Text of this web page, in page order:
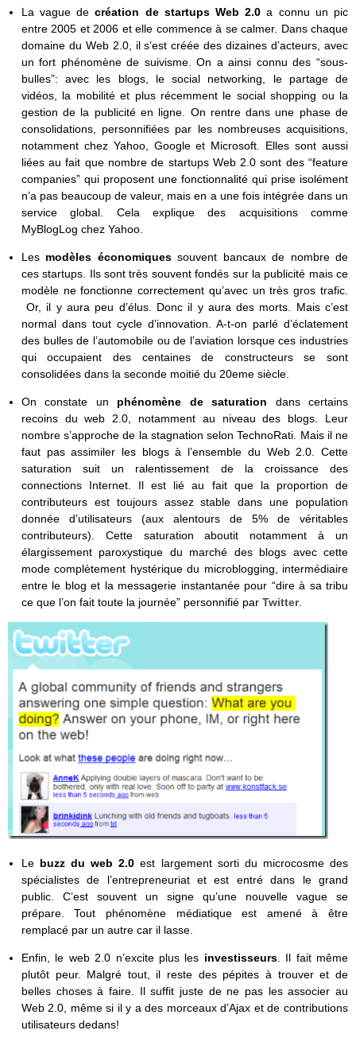
La vague decréation de startups Web 2.0a connu un pic
entre 2005 et 2006 et elle commence à se calmer. Dans chaque
domaine du Web 2.0, il s’est créée des dizaines d’acteurs, avec
un fort phénomène de suivisme. On a ainsi connu des “sous-
bulles”: avec les blogs, le social networking, le partage de
vidéos, la mobilité et plus récemment le social shopping ou la
gestion de la publicité en ligne. On rentre dans une phase de
consolidations, personnifiées par les nombreuses acquisitions,
notamment chez Yahoo, Google et Microsoft. Elles sont aussi
liées au fait que nombre de startups Web 2.0 sont des “feature
companies” qui proposent une fonctionnalité qui prise isolément
n’a pas beaucoup de valeur, mais en a une fois intégrée dans un
service global. Cela explique des acquisitions comme
MyBlogLog chez Yahoo.
Les modèles économiquessouvent bancaux de nombre de
ces startups. Ils sont très souvent fondés sur la publicité mais ce
modèle ne fonctionne correctement qu’avec un très gros trafic.
Or, il y aura peu d’élus. Donc il y aura des morts. Mais c’est
normal dans tout cycle d’innovation. A-t-on parlé d’éclatement
des bulles de l’automobile ou de l’aviation lorsque ces industries
qui occupaient des centaines de constructeurs se sont
consolidées dans la seconde moitié du 20eme siècle.
On constate un phénomène de saturation dans certains
recoins du web 2.0, notamment au niveau des blogs. Leur
nombre s’approche de la stagnation selon TechnoRati. Mais il ne
faut pas assimiler les blogs à l’ensemble du Web 2.0. Cette
saturation suit un ralentissement de la croissance des
connections Internet. Il est lié au fait que la proportion de
contributeurs est toujours assez stable dans une population
donnée d’utilisateurs (aux alentours de 5% de véritables
contributeurs). Cette saturation aboutit notamment à un
élargissement paroxystique du marché des blogs avec cette
mode complètement hystérique du microblogging, intermédiaire
entre le blog et la messagerie instantanée pour “dire à sa tribu
ce que l’on fait toute la journée” personnifié par Twitter.
Le buzz du web 2.0est largement sorti du microcosme des
spécialistes de l’entrepreneuriat et est entré dans le grand
public. C’est souvent un signe qu’une nouvelle vague se
prépare. Tout phénomène médiatique est amené à être
remplacé par un autre car il lasse.
Enfin, le web 2.0 n’excite plus les investisseurs. Il fait même
plutôt peur. Malgré tout, il reste des pépites à trouver et de
belles choses à faire. Il suffit juste de ne pas les associer au
Web 2.0, même si il y a des morceaux d’Ajax et de contributions
utilisateurs dedans!